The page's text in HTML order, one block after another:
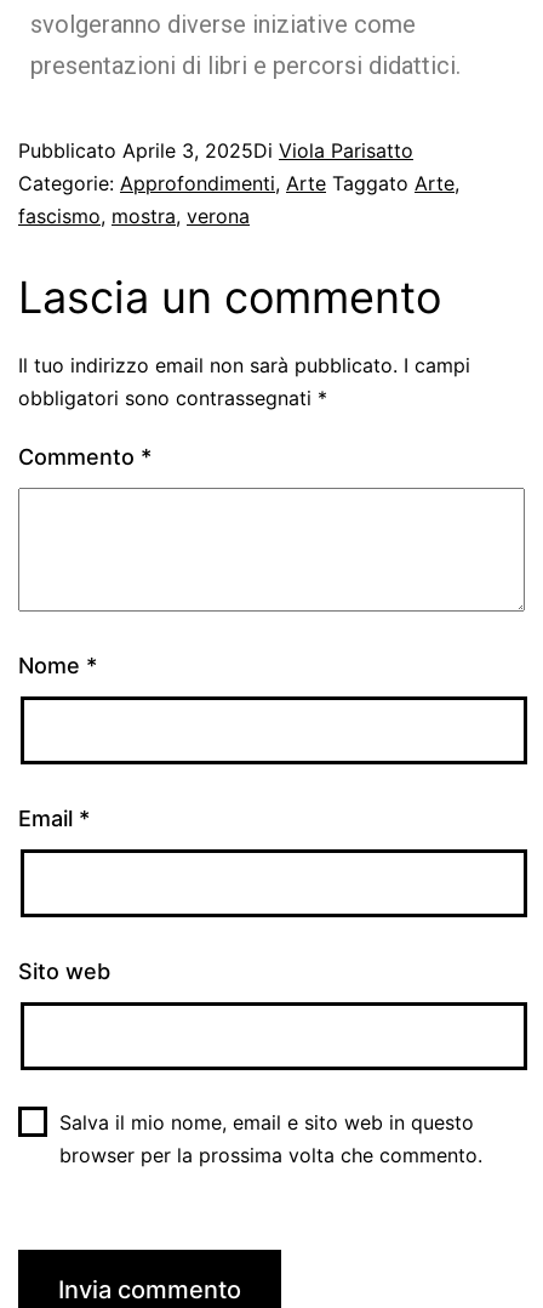
svolgeranno diverse iniziative come
presentazioni di libri e percorsi didattici.
Pubblicato Aprile 3, 2025Di Viola Parisatto
Categorie: Approfondimenti, Arte Taggato Arte,
fascismo, mostra, verona
Lascia un commento
Il tuo indirizzo email non sarà pubblicato. I campi
obbligatori sono contrassegnati *
Commento *
Nome *
Email *
Sito web
Salva il mio nome, email e sito web in questo
browser per la prossima volta che commento.